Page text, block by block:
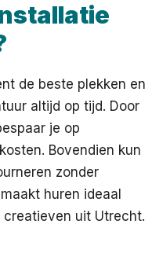
de beste plekken en
altijd op tijd. Door
je op
Bovendien kun
zonder
huren ideaal
uit Utrecht.